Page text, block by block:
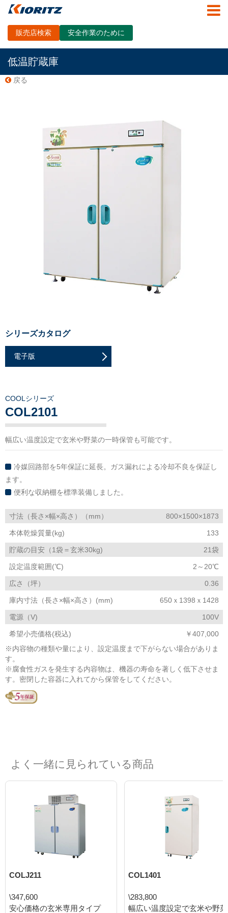
販売店検索 安全作業のために
低温貯蔵庫
戻る
シリーズカタログ
電子版
COOLシリーズ
COL2101
幅広い温度設定で玄米や野菜の一時保管も可能です。
冷媒回路部を5年保証に延長。ガス漏れによる冷却不良を保証し
ます。
便利な収納棚を標準装備しました。
寸法（長さ×幅×高さ）（mm） 800×1500×1873
本体乾燥質量(kg) 133
貯蔵の目安（1袋＝玄米30kg) 21袋
設定温度範囲(℃) 2～20℃
広さ（坪） 0.36
庫内寸法（長さ×幅×高さ）(mm) 650ｘ1398ｘ1428
電源（V) 100V
希望小売価格(税込)
￥407,000
※内容物の種類や量により、設定温度まで下がらない場合がありま
す。
※腐食性ガスを発生する内容物は、機器の寿命を著しく低下させま
す。密閉した容器に入れてから保管をしてください。
よく一緒に見られている商品
COLJ211
\347,600
安心価格の玄米専用タイプ
COL1401
\283,800
幅広い温度設定で玄米や野菜